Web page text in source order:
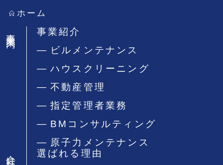
ホーム
事業紹介
ビルメンテナンス
ハウスクリーニング
不動産管理
指定管理者業務
BMコンサルティング
原子力メンテナンス
選ばれる理由